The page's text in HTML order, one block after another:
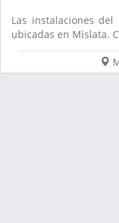
Las instalaciones del
ubicadas en Mislata.